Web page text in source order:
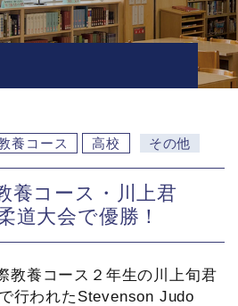
養コース 高校 その他
養コース・川上君
道大会で優勝！
教養コース２年生の川上旬君
行われたStevenson Judo